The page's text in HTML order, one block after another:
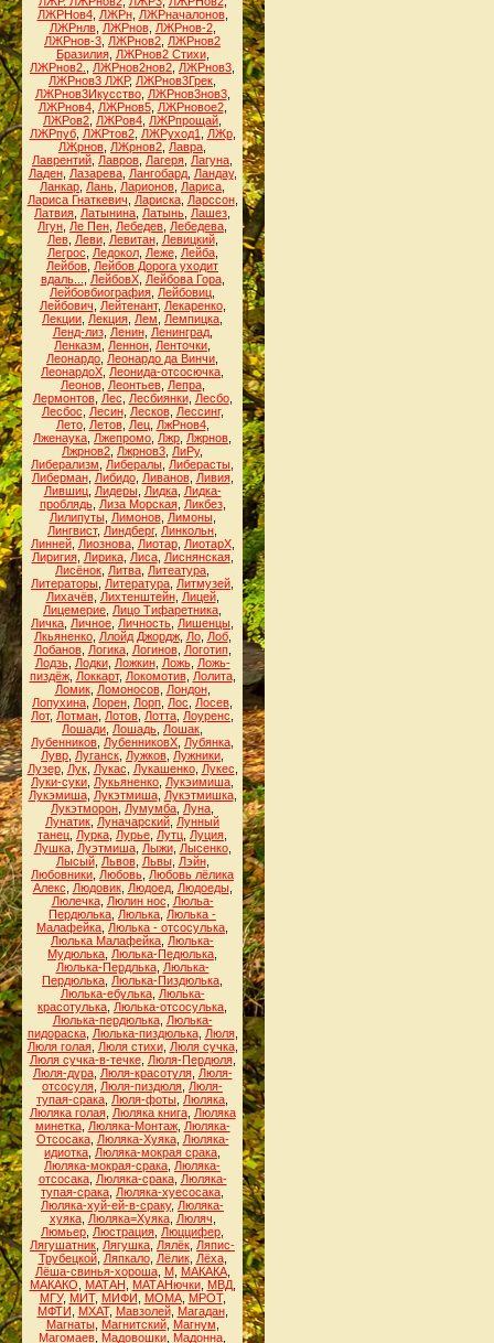
ЛЖРНов4, ЛЖРн, ЛЖРначалонов,
ЛЖРнлв, ЛЖРнов, ЛЖРнов-2,
ЛЖРнов-3 ЛЖРнов2 ЛЖРнов2
Бразилия, ЛЖРнов2 Стихи,
ЛЖРнов2.
ЛЖРнов2нов2 ЛЖРнов3
ЛЖРнов3 ЛЖР, ЛЖРнов3Грек
ЛЖРнов3Икусство, ЛЖРнов3нов3,
ЛЖРнов4, ЛЖРнов5, ЛЖРновое2,
ЛЖРов2 ЛЖРов4 ЛЖРпрощай
ЛЖРпуб, ЛЖРтов2, ЛЖРуход1 ЛЖр,
ЛЖрнов ЛЖрнов2 Лавра
Лаврентий Лавров Лагеря Лагуна
Ладен, Лазарева, Лангобард, Ландау,
Ланкар Лань Ларионов Лариса
Лариса Гнаткевич
Лариска, Ларссон,
Латвия Латынина Латынь Лашез
Лгун Ле Пен Лебедев Лебедева
Лев, Леви, Левитан, Левицкий,
Легрос
Ледокол, Леже, Лейба,
Лейбов Лейбов Дорога уходит
вдаль...
ЛейбовХ, Лейбова Гора,
Лейбовбиография Лейбовиц
Лейбович
Лейтенант, Лекаренко,
Лекции Лекция Лем Лемпицка
Ленд-лиз, Ленин, Ленинград,
Ленказм
Леннон Ленточки
Леонардо Леонардо да Винчи
ЛеонардоХ Леонида-отсосючка
Леонов, Леонтьев, Лепра,
Лермонтов, Лес Лесбиянки, Лесбо,
Лесбос
Лесин, Лесков, Лессинг,
Лето, Летов, Лец, ЛжРнов4,
Лженаука Лжепромо Лжр Лжрнов
Лжрнов2 Лжрнов3 ЛиРу,
Либерализм
Либералы Либерасты
Либерман, Либидо, Ливанов, Ливия,
Лившиц, Лидеры, Лидка, Лидка-
проблядь, Лиза Морская, Ликбез,
Лилипуты, Лимонов, Лимоны,
Лингвист, Линдберг, Линкольн
Линней, Лиознова, Лиотар, ЛиотарХ,
Лиригия, Лирика, Лиса, Лиснянская,
Лисёнок Литва Литеатура
Литераторы Литература Литмузей
Лихачёв, Лихтенштейн, Лицей,
Лицемерие Лицо Тифаретника
Личка Личное Личность Лишенцы
Лкьяненко, Ллойд Джордж, Ло, Лоб,
Лобанов, Логика, Логинов, Логотип,
Лодзь, Лодки, Ложкин, Ложь, Ложь-
пиздёж, Локкарт, Локомотив, Лолита,
Ломик, Ломоносов, Лондон,
Лопухина Лорен Лорп Лос Лосев
Лот, Лотман Лотов Лотта Лоуренс
Лошади Лошадь Лошак
Лубенников ЛубенниковХ Лубянка
Лувр Луганск Лужков Лужники
Лузер, Лук, Лукас Лукашенко, Лукес
Луки-суки Лукьяненко Лукэимиша
Лукэмиша, Лукэтмиша, Лукэтмишка,
Лукэтморон Лумумба Луна
Лунатик Луначарский Лунный
танец Лурка Лурье Лутц Луция
Лушка, Луэтмиша, Лыжи, Лысенко,
Лысый, Львов, Львы, Лэйн,
Любовники Любовь Любовь лёлика
Алекс
Людовик, Людоед, Людоеды,
Люлечка, Люлин нос
Люльа-
Пердюлька Люлька Люлька -
Малафейка Люлька - отсосулька
Люлька Малафейка Люлька-
Мудюлька Люлька-Педюлька
Люлька-Пердлька, Люлька-
Пердюлька Люлька-Пиздюлька
Люлька-ебулька, Люлька-
красотулька Люлька-отсосулька
Люлька-пердюлька, Люлька-
пидораска, Люлька-пиздюлька, Люля,
Люля голая, Люля стихи, Люля сучка,
Люля сучка-в-течке, Люля-Пердюля,
Люля-дура, Люля-красотуля, Люля-
отсосуля Люля-пиздюля Люля-
тупая-срака Люля-фоты Люляка
Люляка голая, Люляка книга, Люляка
минетка, Люляка-Монтаж, Люляка-
Отсосака, Люляка-Хуяка, Люляка-
идиотка Люляка-мокрая срака
Люляка-мокрая-срака Люляка-
отсосака, Люляка-срака, Люляка-
тупая-срака Люляка-хуесосака
Люляка-хуй-ей-в-сраку, Люляка-
хуяка, Люляка=Хуяка, Люляч
Люмьер Люстрация Люццифер
Лягушатник Лягушка Лялёк Ляпис-
Трубецкой, Ляпкало, Лёлик, Лёха,
Лёша-свинья-хороша, М, МАКАКА,
МАКАКО
МАТАН МАТАНючки, МВД,
МГУ, МИТ, МИФИ МОМА, МРОТ,
МФТИ
МХАТ, Мавзолей, Магадан,
Магнаты, Магнитский, Магнум
Магомаев Мадовошки Мадонна